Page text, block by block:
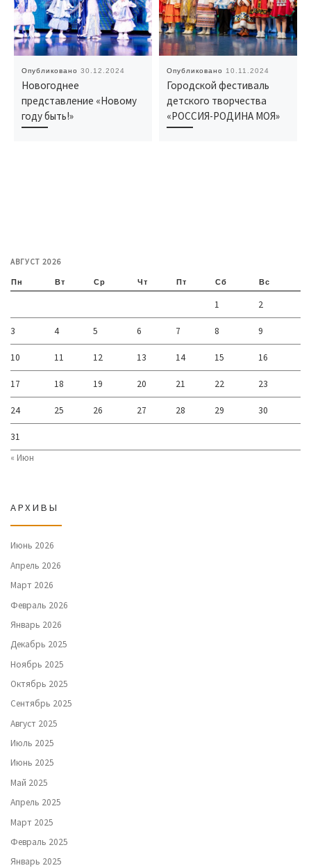
Опубликовано 30.12.2024
Новогоднее
представление «Новому
году быть!»
Опубликовано 10.11.2024
Городской фестиваль
детского творчества
«РОССИЯ-РОДИНА МОЯ»
АВГУСТ 2026
Пн Вт Ср Чт Пт Сб Вс
1 2
3 4 5 6 7 8 9
10 11 12 13 14 15 16
17 18 19 20 21 22 23
24 25 26 27 28 29 30
31
« Июн
АРХИВЫ
Июнь 2026
Апрель 2026
Март 2026
Февраль 2026
Январь 2026
Декабрь 2025
Ноябрь 2025
Октябрь 2025
Сентябрь 2025
Август 2025
Июль 2025
Июнь 2025
Май 2025
Апрель 2025
Март 2025
Февраль 2025
Январь 2025